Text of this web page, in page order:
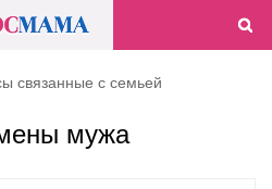
связанные с семьей
мужа